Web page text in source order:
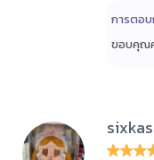
การตอ
ขอบคุณ